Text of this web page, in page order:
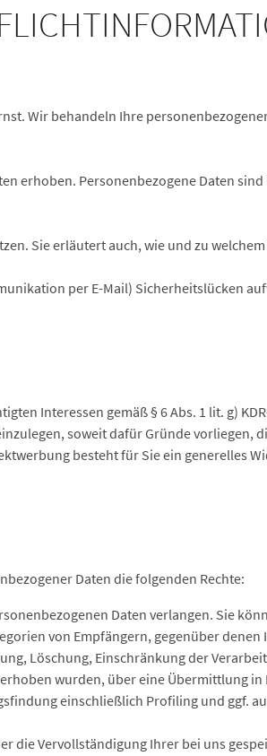
Wir behandeln Ihre
erhoben. Personenbezogene Daten
Sie erläutert auch, wie und zu welchem
per E-Mail) Sicherheitslücken
Interessen gemäß § 6 Abs. 1 lit. g)
soweit dafür Gründe vorliegen,
besteht für Sie ein generelles
Daten die folgenden Rechte:
Daten verlangen. Sie
von Empfängern, gegenüber
Löschung, Einschränkung der
wurden, über eine Übermittlung
einschließlich Profiling und ggf.
die Vervollständigung Ihrer bei uns